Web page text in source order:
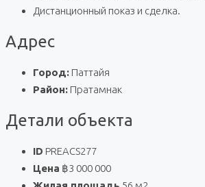
Дистанционный показ и сделка.
Адрес
Город: Паттайя
Район: Пратамнак
Детали объекта
ID PREACS277
Цена ฿3 000 000